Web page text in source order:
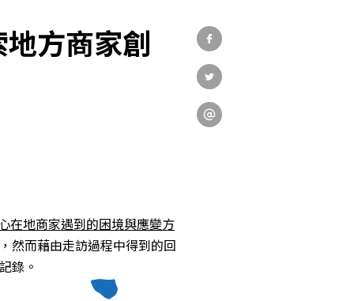
社會實踐
教育發展
外部連結
方商家創
在地商家遇到的困境與應變方
然而藉由走訪過程中得到的回
錄。